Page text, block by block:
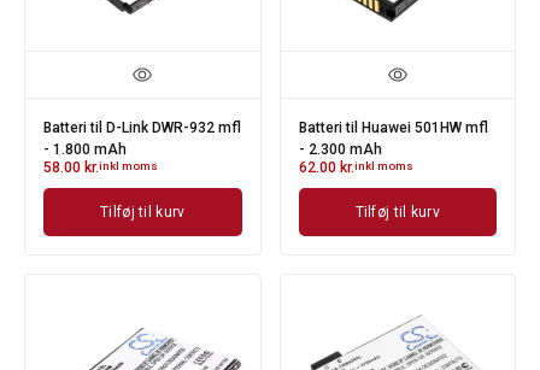
Batteri til D-Link DWR-932 mfl
- 1.800 mAh
58.00 kr.inkl moms
Tilføj til kurv
Batteri til Huawei 501HW mfl
- 2.300 mAh
62.00 kr.inkl moms
Tilføj til kurv